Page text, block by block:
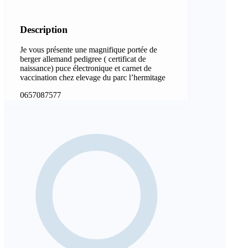
Description
Je vous présente une magnifique portée de
berger allemand pedigree ( certificat de
naissance) puce électronique et carnet de
vaccination chez elevage du parc l’hermitage
0657087577